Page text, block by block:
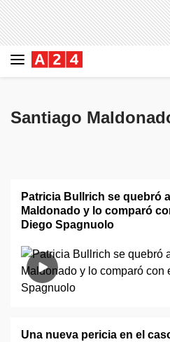
Santiago
Patricia Bullrich se quebró
Maldonado y lo comparó
Diego Spagnuolo
Una nueva pericia en el